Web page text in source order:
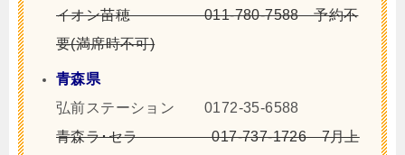
イオン苗穂 011-780-7588 予約不
要(満席時不可)
青森県
弘前ステーション 0172-35-6588
青森ラ･セラ 017-737-1726 7月上